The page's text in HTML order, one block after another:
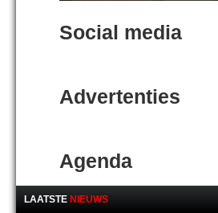
Social media
Advertenties
Agenda
LAATSTE NIEUWS